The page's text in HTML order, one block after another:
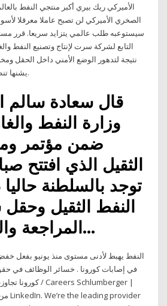
الأميركي ريك بيري أكبر منتجي النفط
الصخري الأميركي لن تصبح عاملا معرقلا
سيستوعبه طلب عالمي يتزايد سريعا. قرر
التابع لشركة سرت لإنتاج وتصنيع النفط
نتيجة لتدهور الوضع الأمني داخل الحقل
يشنها تنظيم الدولة داعش الإرهابي.
قال سعادة سالم
ضمن مؤتمر
الثقيل الذي افتتح
النفط الثقيل
المراجعة والحقل السابع…
النفط يهبط لأدنى مستوى منذ يونيو بفعل
في إصابات كورونا . خسائر الوظائف في